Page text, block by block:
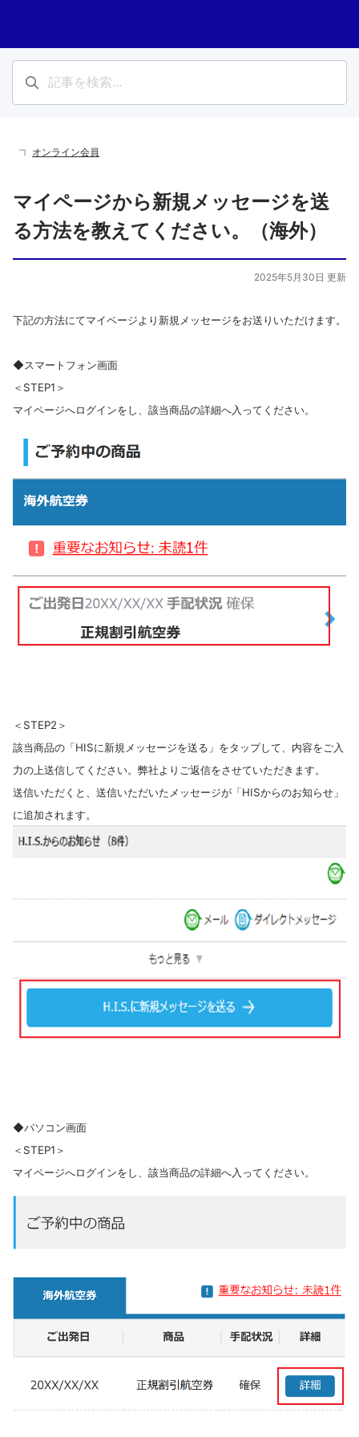
オンライン会員
マイページから新規メッセージを送
る方法を教えてください。（海外）
2025年5月30日 更新
下記の方法にてマイページより新規メッセージをお送りいただけます。
◆スマートフォン画面
＜STEP1＞
マイページへログインをし、該当商品の詳細へ入ってください。
＜STEP2＞
該当商品の「HISに新規メッセージを送る」をタップして、内容をご入
力の上送信してください。弊社よりご返信をさせていただきます。
送信いただくと、送信いただいたメッセージが「HISからのお知らせ」
に追加されます。
◆パソコン画面
＜STEP1＞
マイページへログインをし、該当商品の詳細へ入ってください。